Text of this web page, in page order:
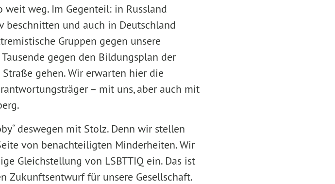
weg. Im Gegenteil: in Russland
beschnitten und auch in Deutschland
Gruppen gegen unsere
gegen den Bildungsplan der
gehen. Wir erwarten hier die
– mit uns, aber auch mit
deswegen mit Stolz. Denn wir stellen
von benachteiligten Minderheiten. Wir
Gleichstellung von LSBTTIQ ein. Das ist
Zukunftsentwurf für unsere Gesellschaft.